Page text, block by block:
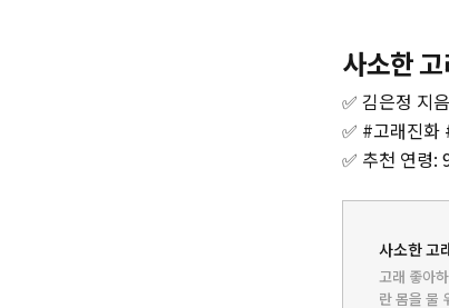
사소한
✅ 김은정 지
✅ #고래진화
✅ 추천 연령:
사소한 고
고래 좋아
란 몸을 물